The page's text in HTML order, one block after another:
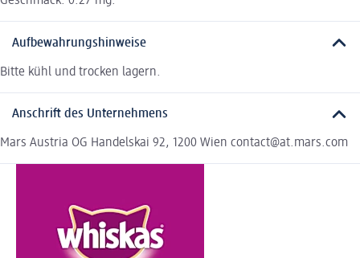
Aufbewahrungshinweise
Bitte kühl und trocken lagern.
Anschrift des Unternehmens
Mars Austria OG Handelskai 92, 1200 Wien contact@at.mars.com